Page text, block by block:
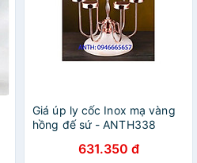
Giá úp ly cốc Inox mạ vàng
hồng đế sứ - ANTH338
631.350 đ